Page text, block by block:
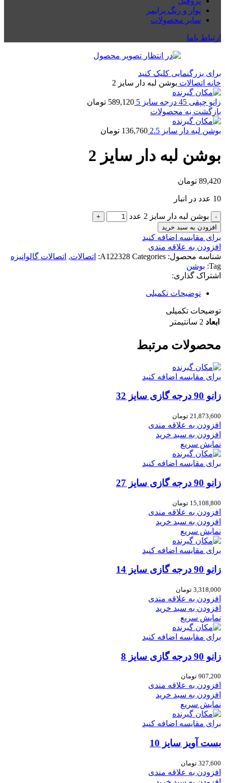
نوار و رنگ پرایمر
سایر محصولات
ارتباط باما
برای بزرگنمایی کلیک کنید
خانه اتصالات بوشن لبه دار سایز 2
زانو چپقی 45 درجه سایز 5 589,120 تومان
بازگشت به محصولات
بوشن لبه دار سایز 2.5 136,760 تومان
بوشن لبه دار سایز 2
89,420 تومان
10 عدد در انبار
بوشن لبه دار سایز 2 عدد
افزودن به سبد خرید
برای مقایسه اضافه کنید
افزودن به علاقه مندی
شناسه محصول:
A122328 Categories: اتصالات, اتصالات گالوانیزه
Tag: بوشن
اشتراک گذاری:
توضیحات تکمیلی
توضیحات تکمیلی
ابعاد 2 سانتیمتر
محصولات مرتبط
برای مقایسه اضافه کنید
زانو 90 درجه گازی سایز 32
21,873,600 تومان
افزودن به علاقه مندی
افزودن به سبد خرید
نمایش سریع
برای مقایسه اضافه کنید
زانو 90 درجه گازی سایز 27
15,108,800 تومان
افزودن به علاقه مندی
افزودن به سبد خرید
نمایش سریع
برای مقایسه اضافه کنید
زانو 90 درجه گازی سایز 14
3,318,000 تومان
افزودن به علاقه مندی
افزودن به سبد خرید
نمایش سریع
برای مقایسه اضافه کنید
زانو 90 درجه گازی سایز 8
907,200 تومان
افزودن به علاقه مندی
افزودن به سبد خرید
نمایش سریع
برای مقایسه اضافه کنید
بست آویز سایز 10
327,600 تومان
افزودن به علاقه مندی